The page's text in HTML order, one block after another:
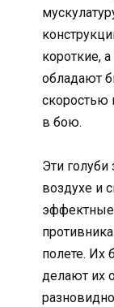
короткие,
обладают
скоростью
в бою.
Эти голуби
воздухе и
эффектные
полете. Их
делают их